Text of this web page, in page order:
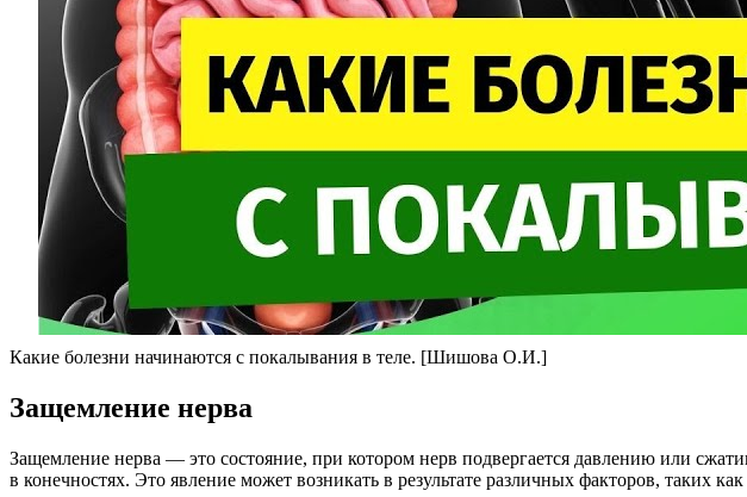
Какие болезни начинаются с покалывания в теле. [Шишова О.И.]
Защемление нерва
Защемление нерва — это состояние, при котором нерв подвергается давлению или
в конечностях. Это явление может возникать в результате различных факторов,